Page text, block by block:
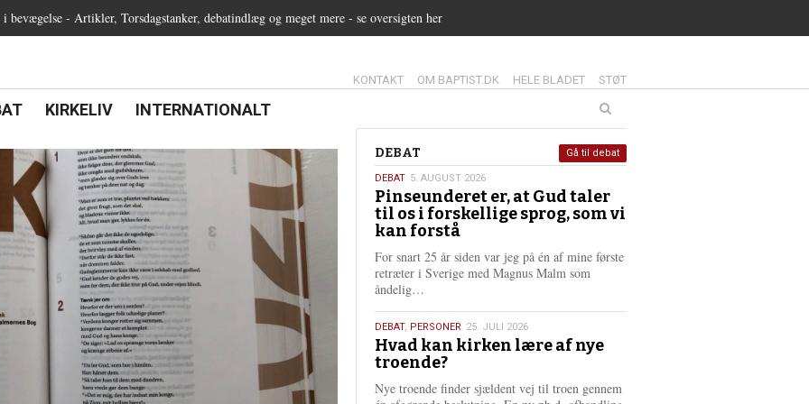
bevægelse - Artikler, Torsdagstanker, debatindlæg og meget mere - se oversigten her
13.0:
KONTAKT 14.0:
OM BAPTIST.DK 15.0:
HELE BLADET 16.0:
STØT
21.0:
KIRKELIV 22.0:
INTERNATIONALT
Debat
DEBAT
5.
august
2026
DEBAT 5. AUGUST 2026
Pinseunderet er, at Gud taler
til os i forskellige sprog, som vi
kan forstå
For snart 25 år siden var jeg på én af mine første
retræter i Sverige med Magnus Malm som
åndelig…
s
m
e
r
e
25.
juli
2026
DEBAT, PERSONER 25. JULI 2026
Hvad kan kirken lære af nye
troende?
Nye troende finder sjældent vej til troen gennem
Gå til debat